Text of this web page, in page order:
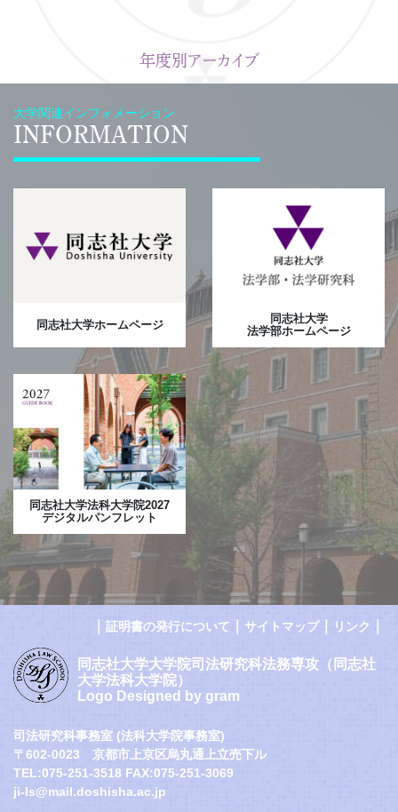
年度別アーカイブ
大学関連インフォメーション
INFORMATION
同志社大学ホームページ
同志社大学
法学部ホームページ
同志社大学法科大学院2027
デジタルパンフレット
証明書の発行について サイトマップ｜ リンク
同志社大学大学院司法研究科法務専攻（同志社
大学法科大学院）
Logo Designed by gram
司法研究科事務室 (法科大学院事務室)
〒602-0023 京都市上京区烏丸通上立売下ル
TEL:075-251-3518 FAX:075-251-3069
ji-ls@mail.doshisha.ac.jp